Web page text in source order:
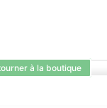
à la boutique